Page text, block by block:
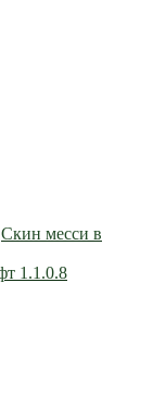
Скин месси в
1.1.0.8